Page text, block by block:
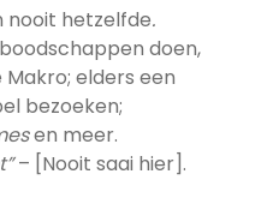
nooit hetzelfde.
doen,
elders een
bezoeken;
en meer.
– [Nooit saai hier].